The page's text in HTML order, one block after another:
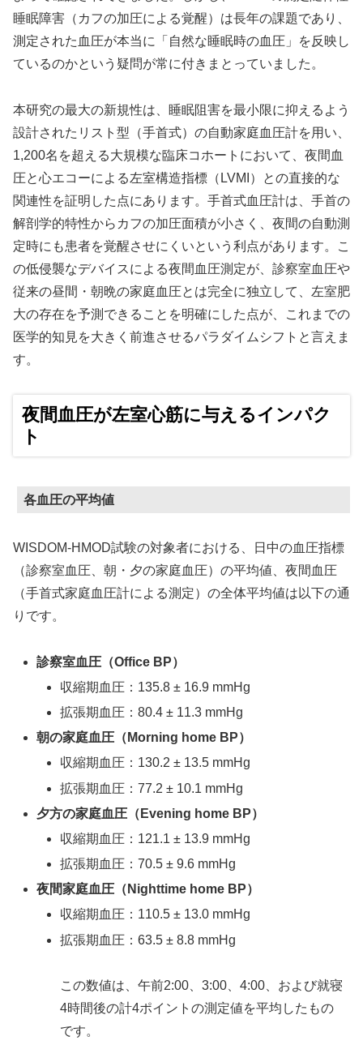
睡眠障害（カフの加圧による覚醒）は長年の課題であり、
測定された血圧が本当に「自然な睡眠時の血圧」を反映し
ているのかという疑問が常に付きまとっていました。
本研究の最大の新規性は、睡眠阻害を最小限に抑えるよう
設計されたリスト型（手首式）の自動家庭血圧計を用い、
1,200名を超える大規模な臨床コホートにおいて、夜間血
圧と心エコーによる左室構造指標（LVMI）との直接的な
関連性を証明した点にあります。手首式血圧計は、手首の
解剖学的特性からカフの加圧面積が小さく、夜間の自動測
定時にも患者を覚醒させにくいという利点があります。こ
の低侵襲なデバイスによる夜間血圧測定が、診察室血圧や
従来の昼間・朝晩の家庭血圧とは完全に独立して、左室肥
大の存在を予測できることを明確にした点が、これまでの
医学的知見を大きく前進させるパラダイムシフトと言えま
す。
夜間血圧が左室心筋に与えるインパク
ト
各血圧の平均値
WISDOM-HMOD試験の対象者における、日中の血圧指標
（診察室血圧、朝・夕の家庭血圧）の平均値、夜間血圧
（手首式家庭血圧計による測定）の全体平均値は以下の通
りです。
診察室血圧（Office BP）
収縮期血圧：135.8 ± 16.9 mmHg
拡張期血圧：80.4 ± 11.3 mmHg
朝の家庭血圧（Morning home BP）
収縮期血圧：130.2 ± 13.5 mmHg
拡張期血圧：77.2 ± 10.1 mmHg
夕方の家庭血圧（Evening home BP）
収縮期血圧：121.1 ± 13.9 mmHg
拡張期血圧：70.5 ± 9.6 mmHg
夜間家庭血圧（Nighttime home BP）
収縮期血圧：110.5 ± 13.0 mmHg
拡張期血圧：63.5 ± 8.8 mmHg
この数値は、午前2:00、3:00、4:00、および就寝
4時間後の計4ポイントの測定値を平均したもの
です。